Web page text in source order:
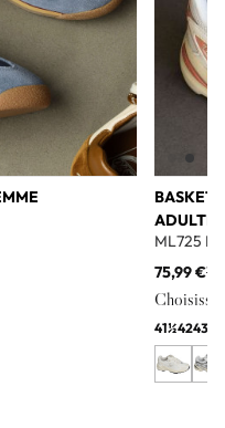
ADULTE
ML725
75,99 €
41½4243